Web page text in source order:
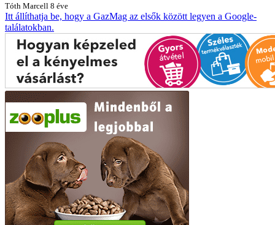
Tóth Marcell 8 éve
Itt állíthatja be, hogy a GazMag az elsők között legyen a Google-
találatokban.